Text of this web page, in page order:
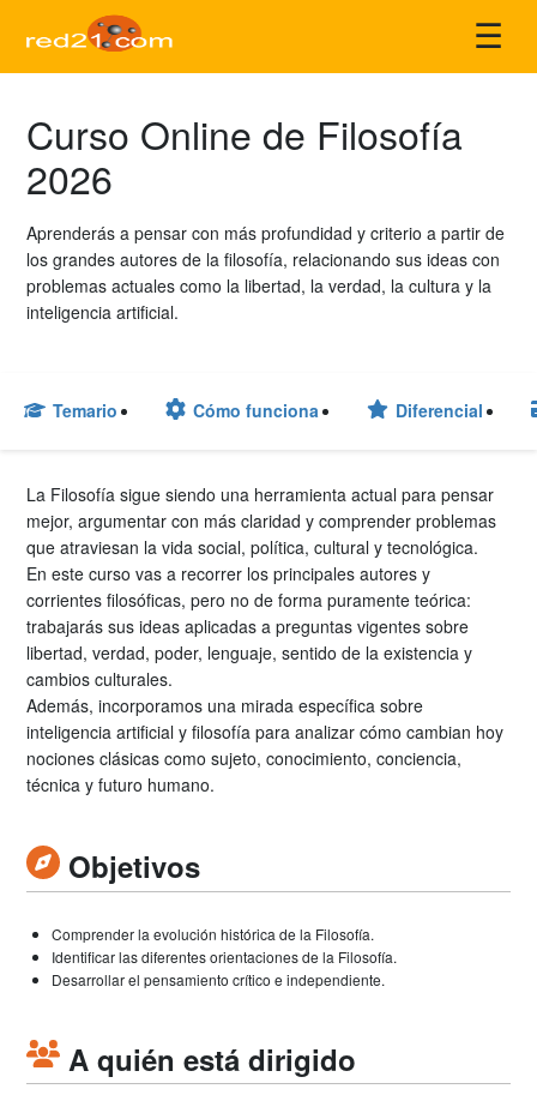
☰
Curso Online de Filosofía
2026
Aprenderás a pensar con más profundidad y criterio a partir de
los grandes autores de la filosofía, relacionando sus ideas con
problemas actuales como la libertad, la verdad, la cultura y la
inteligencia artificial.
Temario Cómo funciona Diferencial
La Filosofía sigue siendo una herramienta actual para pensar
mejor, argumentar con más claridad y comprender problemas
que atraviesan la vida social, política, cultural y tecnológica.
En este curso vas a recorrer los principales autores y
corrientes filosóficas, pero no de forma puramente teórica:
trabajarás sus ideas aplicadas a preguntas vigentes sobre
libertad, verdad, poder, lenguaje, sentido de la existencia y
cambios culturales.
Además, incorporamos una mirada específica sobre
inteligencia artificial y filosofía para analizar cómo cambian hoy
nociones clásicas como sujeto, conocimiento, conciencia,
técnica y futuro humano.
Objetivos
Comprender la evolución histórica de la Filosofía.
Identificar las diferentes orientaciones de la Filosofía.
Desarrollar el pensamiento crítico e independiente.
A quién está dirigido